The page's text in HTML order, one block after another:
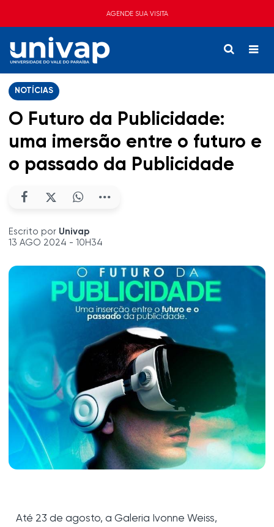
AGENDE SUA VISITA
NOTÍCIAS
O Futuro da Publicidade:
uma imersão entre o futuro e
o passado da Publicidade
Escrito por Univap
13 AGO 2024 - 10H34
Até 23 de agosto, a Galeria Ivonne Weiss,